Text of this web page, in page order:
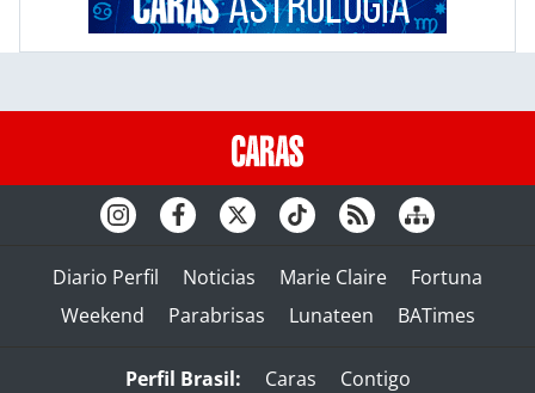
Diario Perfil Noticias Marie Claire
Fortuna
Weekend
Parabrisas Lunateen BATimes
Perfil Brasil: Caras
Contigo